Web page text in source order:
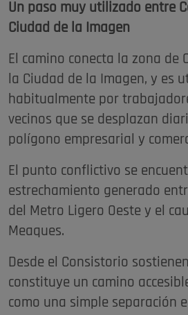
Un paso muy utilizado entre
Ciudad de la Imagen
El camino conecta la zona de
la Ciudad de la Imagen, y es
habitualmente por
vecinos que se desplazan
polígono empresarial y
El punto conflictivo se
estrechamiento generado
del Metro Ligero Oeste y el
Meaques.
Desde el Consistorio
constituye un camino
como una simple separación